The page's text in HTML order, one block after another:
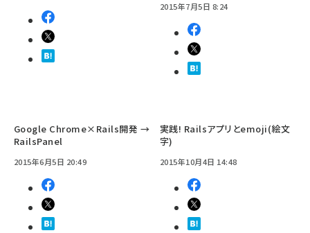
2015年7月5日 8:24
Google Chrome×Rails開発 →
RailsPanel
2015年6月5日 20:49
実践! Railsアプリとemoji(絵文
字)
2015年10月4日 14:48